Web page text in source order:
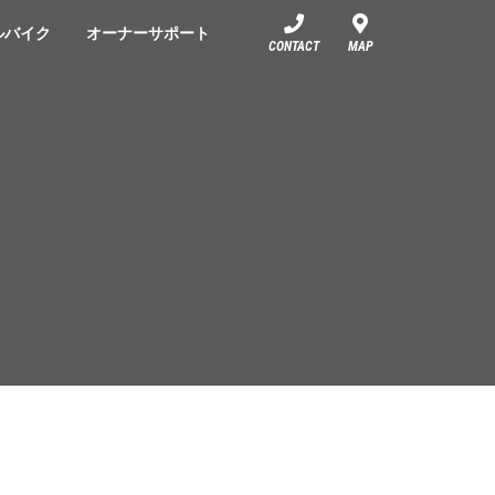
バイク オーナーサポート
CONTACT MAP